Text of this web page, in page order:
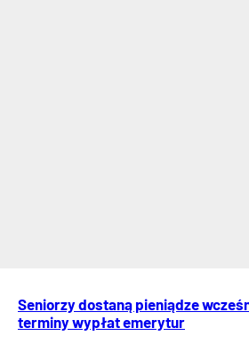
Seniorzy dostaną pieniądze
terminy wypłat emerytur